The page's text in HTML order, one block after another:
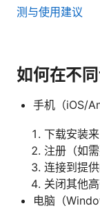
测与使用建议
如何在不
手机（iOS/
下载安装
注册（如
连接到提
关闭其他
电脑（